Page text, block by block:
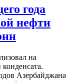
года
нефти
на
Азербайджана